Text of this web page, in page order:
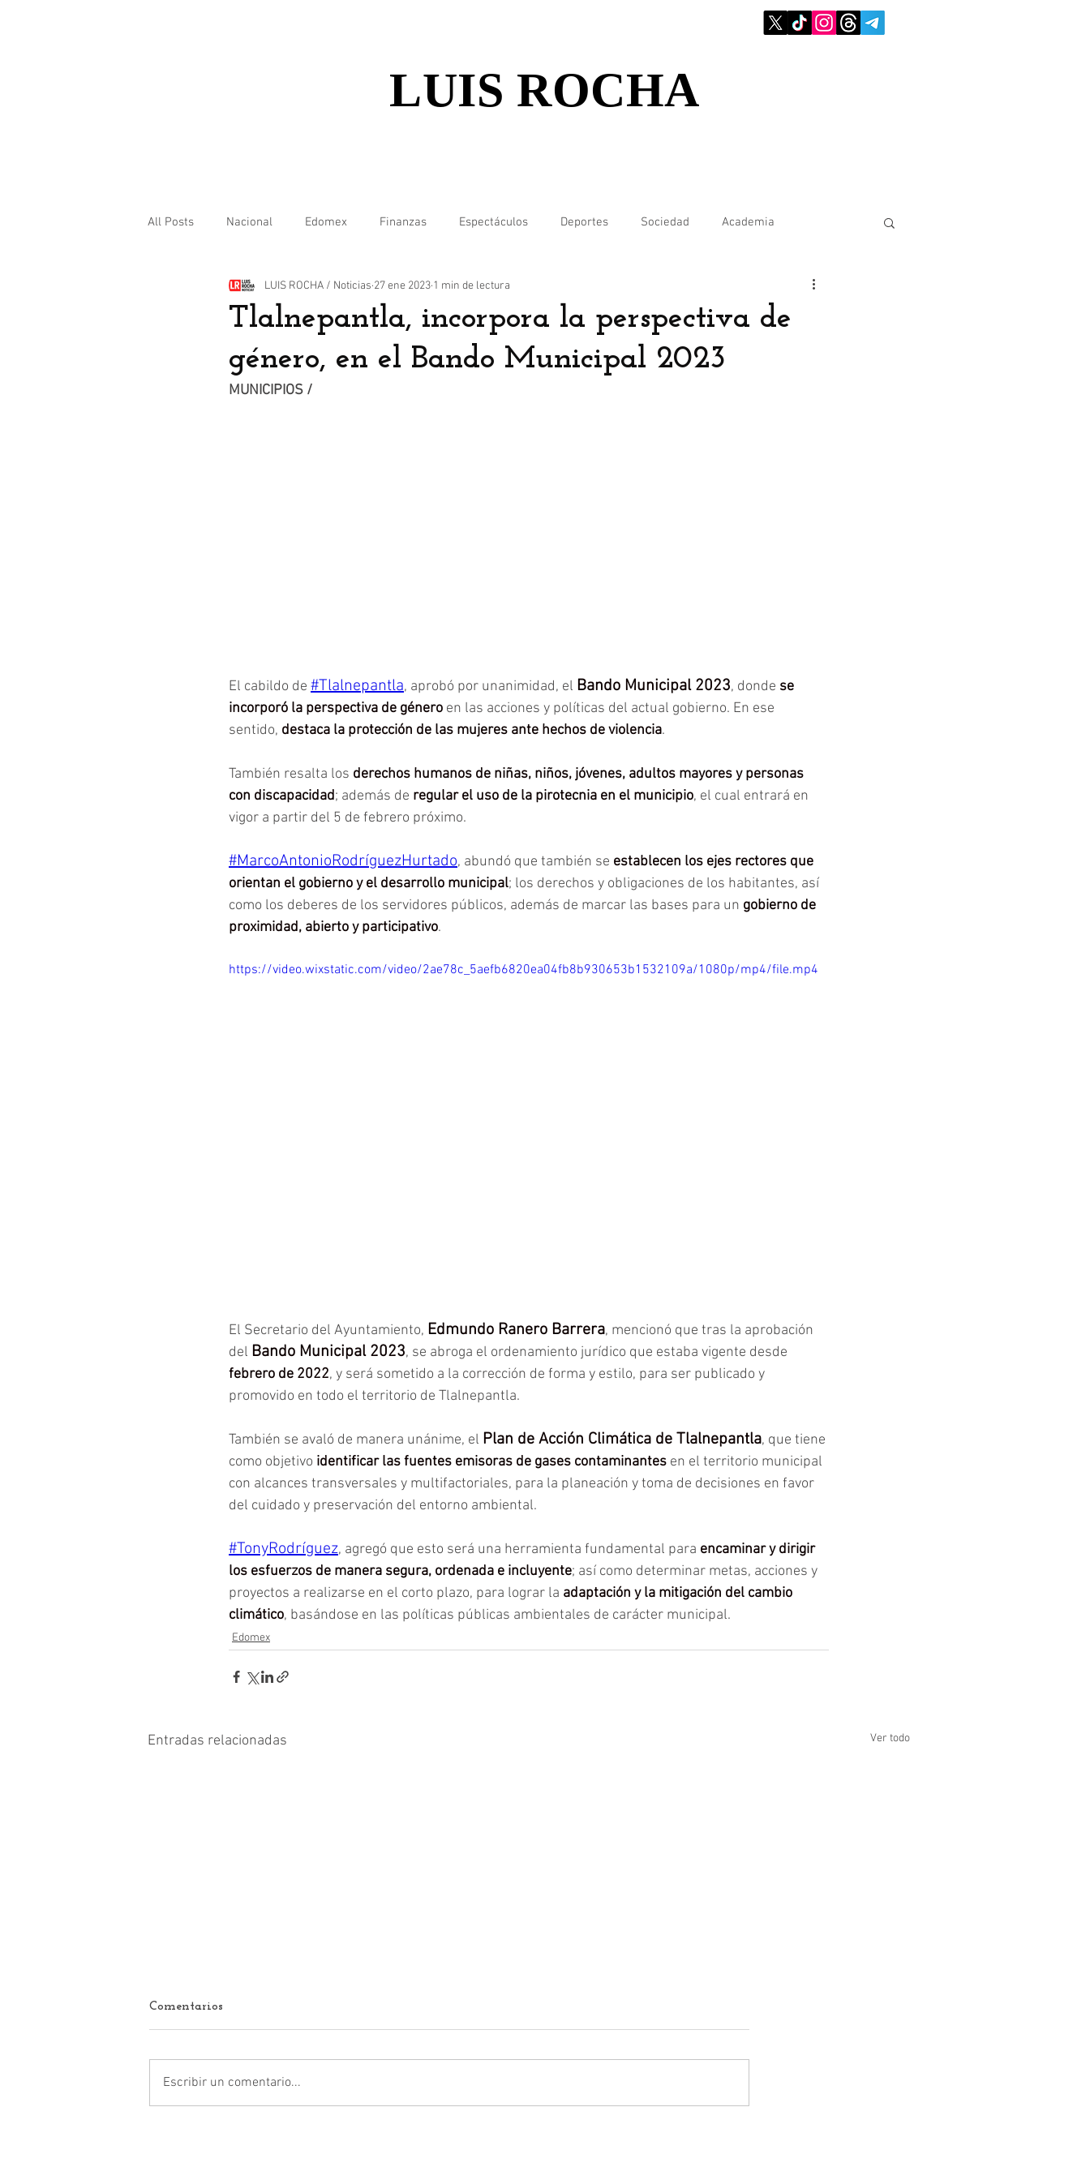
LUIS ROCHA
All Posts Nacional Edomex Finanzas Espectáculos Deportes Sociedad Academia
Internacional
Tlalnepantla, incorpora la perspectiva de
género, en el Bando Municipal 2023
LUIS ROCHA / Noticias 27 ene 2023 1 min de lectura
MUNICIPIOS /
El cabildo de #Tlalnepantla, aprobó por unanimidad, el Bando Municipal 2023, donde se
incorporó la perspectiva de género en las acciones y políticas del actual gobierno. En ese
sentido, destaca la protección de las mujeres ante hechos de violencia.
También resalta los derechos humanos de niñas, niños, jóvenes, adultos mayores y personas
con discapacidad; además de regular el uso de la pirotecnia en el municipio, el cual entrará en
vigor a partir del 5 de febrero próximo.
#MarcoAntonioRodríguezHurtado, abundó que también se establecen los ejes rectores que
orientan el gobierno y el desarrollo municipal; los derechos y obligaciones de los habitantes, así
como los deberes de los servidores públicos, además de marcar las bases para un gobierno de
proximidad, abierto y participativo.
https://video.wixstatic.com/video/2ae78c_5aefb6820ea04fb8b930653b1532109a/1080p/mp4/file.mp4
El Secretario del Ayuntamiento, Edmundo Ranero Barrera, mencionó que tras la aprobación
del Bando Municipal 2023, se abroga el ordenamiento jurídico que estaba vigente desde
febrero de 2022, y será sometido a la corrección de forma y estilo, para ser publicado y
promovido en todo el territorio de Tlalnepantla.
También se avaló de manera unánime, el Plan de Acción Climática de Tlalnepantla, que tiene
como objetivo identificar las fuentes emisoras de gases contaminantes en el territorio municipal
con alcances transversales y multifactoriales, para la planeación y toma de decisiones en favor
del cuidado y preservación del entorno ambiental.
#TonyRodríguez, agregó que esto será una herramienta fundamental para encaminar y dirigir
los esfuerzos de manera segura, ordenada e incluyente; así como determinar metas, acciones y
proyectos a realizarse en el corto plazo, para lograr la adaptación y la mitigación del cambio
climático, basándose en las políticas públicas ambientales de carácter municipal.
Edomex
Entradas relacionadas Ver todo
Comentarios
Escribir un comentario...